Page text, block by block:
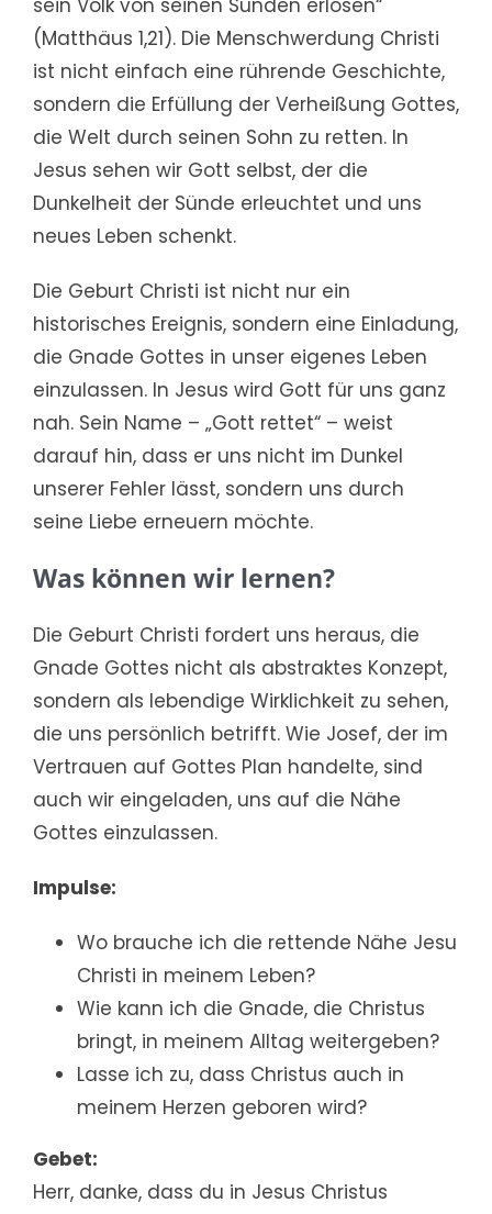
sein Volk von seinen Sünden erlösen“
(Matthäus 1,21). Die Menschwerdung Christi
ist nicht einfach eine rührende Geschichte,
sondern die Erfüllung der Verheißung Gottes,
die Welt durch seinen Sohn zu retten. In
Jesus sehen wir Gott selbst, der die
Dunkelheit der Sünde erleuchtet und uns
neues Leben schenkt.
Die Geburt Christi ist nicht nur ein
historisches Ereignis, sondern eine Einladung,
die Gnade Gottes in unser eigenes Leben
einzulassen. In Jesus wird Gott für uns ganz
nah. Sein Name – „Gott rettet“ – weist
darauf hin, dass er uns nicht im Dunkel
unserer Fehler lässt, sondern uns durch
seine Liebe erneuern möchte.
Was können wir lernen?
Die Geburt Christi fordert uns heraus, die
Gnade Gottes nicht als abstraktes Konzept,
sondern als lebendige Wirklichkeit zu sehen,
die uns persönlich betrifft. Wie Josef, der im
Vertrauen auf Gottes Plan handelte, sind
auch wir eingeladen, uns auf die Nähe
Gottes einzulassen.
Impulse:
Wo brauche ich die rettende Nähe Jesu
Christi in meinem Leben?
Wie kann ich die Gnade, die Christus
bringt, in meinem Alltag weitergeben?
Lasse ich zu, dass Christus auch in
meinem Herzen geboren wird?
Gebet:
Herr, danke, dass du in Jesus Christus